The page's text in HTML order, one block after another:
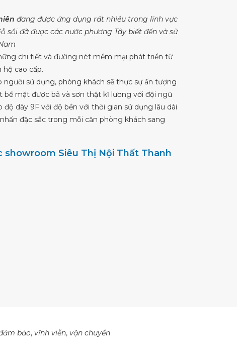
đang được ứng dụng rất nhiều trong lĩnh vực
đã được các nước phương Tây biết đến và sử
chi tiết và đường nét mềm mại phát triển từ
cao cấp.
sử dụng, phòng khách sẽ thực sự ấn tượng
mặt được bả và sơn thật kĩ lương với đội ngũ
dày 9F với độ bền với thời gian sử dụng lâu dài
đặc sắc trong mỗi căn phòng khách sang
Siêu Thị Nội Thất Thanh
bảo, vĩnh viễn, vận chuyển